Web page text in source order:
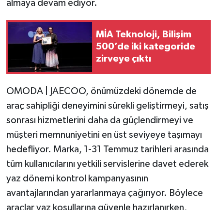
almaya devam ediyor.
MİA Teknoloji, Bilişim
500’de iki kategoride
zirveye çıktı
OMODA | JAECOO, önümüzdeki dönemde de
araç sahipliği deneyimini sürekli geliştirmeyi, satış
sonrası hizmetlerini daha da güçlendirmeyi ve
müşteri memnuniyetini en üst seviyeye taşımayı
hedefliyor. Marka, 1-31 Temmuz tarihleri arasında
tüm kullanıcılarını yetkili servislerine davet ederek
yaz dönemi kontrol kampanyasının
avantajlarından yararlanmaya çağırıyor. Böylece
araçlar yaz koşullarına güvenle hazırlanırken,